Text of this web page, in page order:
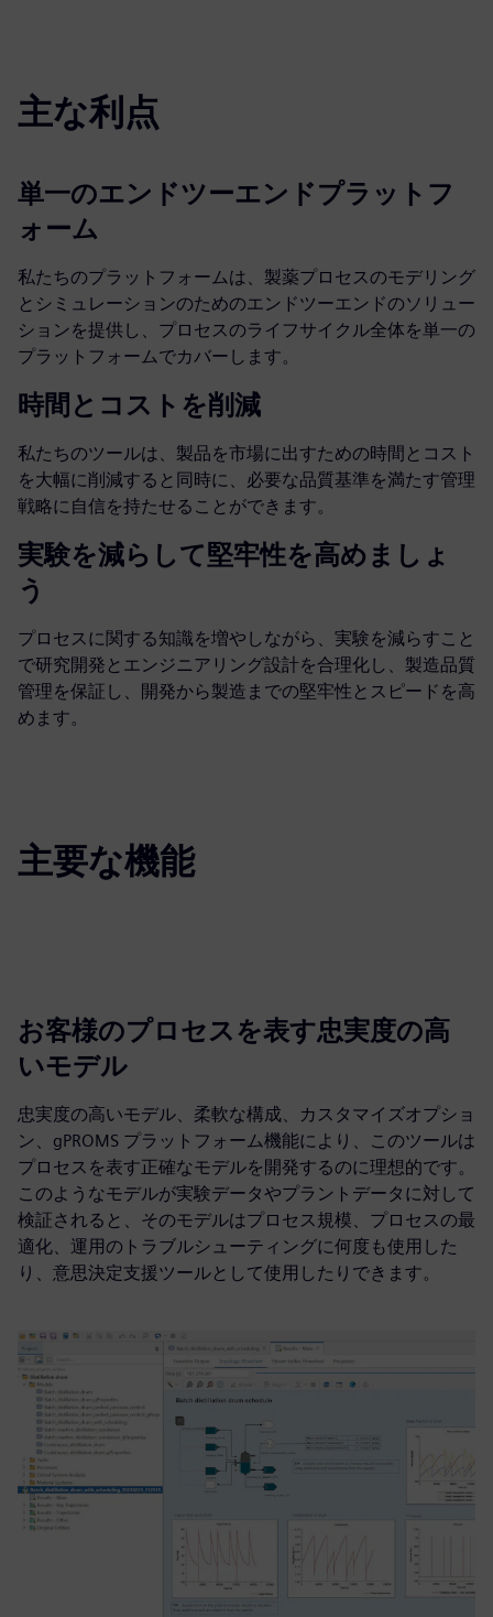
主な利点
単一のエンドツーエンドプラットフ
ォーム
私たちのプラットフォームは、製薬プロセスのモデリング
とシミュレーションのためのエンドツーエンドのソリュー
ションを提供し、プロセスのライフサイクル全体を単一の
プラットフォームでカバーします。
時間とコストを削減
私たちのツールは、製品を市場に出すための時間とコスト
を大幅に削減すると同時に、必要な品質基準を満たす管理
戦略に自信を持たせることができます。
実験を減らして堅牢性を高めましょ
う
プロセスに関する知識を増やしながら、実験を減らすこと
で研究開発とエンジニアリング設計を合理化し、製造品質
管理を保証し、開発から製造までの堅牢性とスピードを高
めます。
主要な機能
お客様のプロセスを表す忠実度の高
いモデル
忠実度の高いモデル、柔軟な構成、カスタマイズオプショ
ン、gPROMS プラットフォーム機能により、このツールは
プロセスを表す正確なモデルを開発するのに理想的です。
このようなモデルが実験データやプラントデータに対して
検証されると、そのモデルはプロセス規模、プロセスの最
適化、運用のトラブルシューティングに何度も使用した
り、意思決定支援ツールとして使用したりできます。